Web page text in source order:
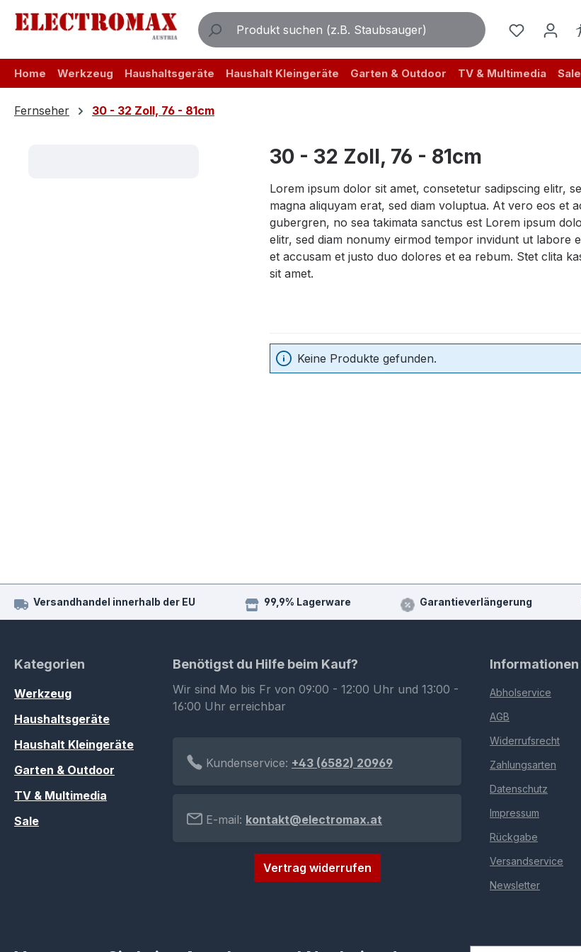
Hauptinhalt springen
Zur Suche springen
Zur Hauptnavigation springen
Home Werkzeug Haushaltsgeräte Haushalt Kleingeräte Garten & Outdoor TV & Multimedia Sale
Fernseher 30 - 32 Zoll, 76 - 81cm
30 - 32 Zoll, 76 - 81cm
Lorem ipsum dolor sit amet, consetetur sadipscing elitr,
magna aliquyam erat, sed diam voluptua. At vero eos et
gubergren, no sea takimata sanctus est Lorem ipsum
elitr, sed diam nonumy eirmod tempor invidunt ut labore
et accusam et justo duo dolores et ea rebum. Stet clita
sit amet.
Keine Produkte gefunden.
Versandhandel innerhalb der EU 99,9% Lagerware Garantieverlängerung
Kategorien
Werkzeug
Haushaltsgeräte
Haushalt Kleingeräte
Garten & Outdoor
TV & Multimedia
Sale
Benötigst du Hilfe beim Kauf?
Wir sind Mo bis Fr von 09:00 - 12:00 Uhr und 13:00 -
16:00 Uhr erreichbar
Kundenservice: +43 (6582) 20969
E-mail: kontakt@electromax.at
Vertrag widerrufen
Informationen
Abholservice
AGB
Widerrufsrecht
Zahlungsarten
Datenschutz
Impressum
Rückgabe
Versandservice
Newsletter